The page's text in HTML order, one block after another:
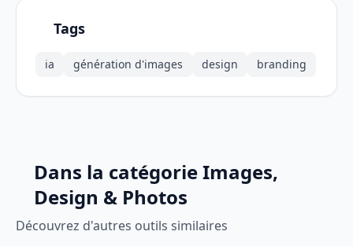
Tags
ia génération d'images design branding
Dans la catégorie Images,
Design & Photos
Découvrez d'autres outils similaires